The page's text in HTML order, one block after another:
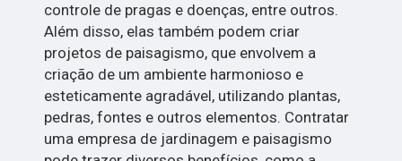
controle de pragas e doenças, entre outros.
Além disso, elas também podem criar
projetos de paisagismo, que envolvem a
criação de um ambiente harmonioso e
esteticamente agradável, utilizando plantas,
pedras, fontes e outros elementos. Contratar
uma empresa de jardinagem e paisagismo